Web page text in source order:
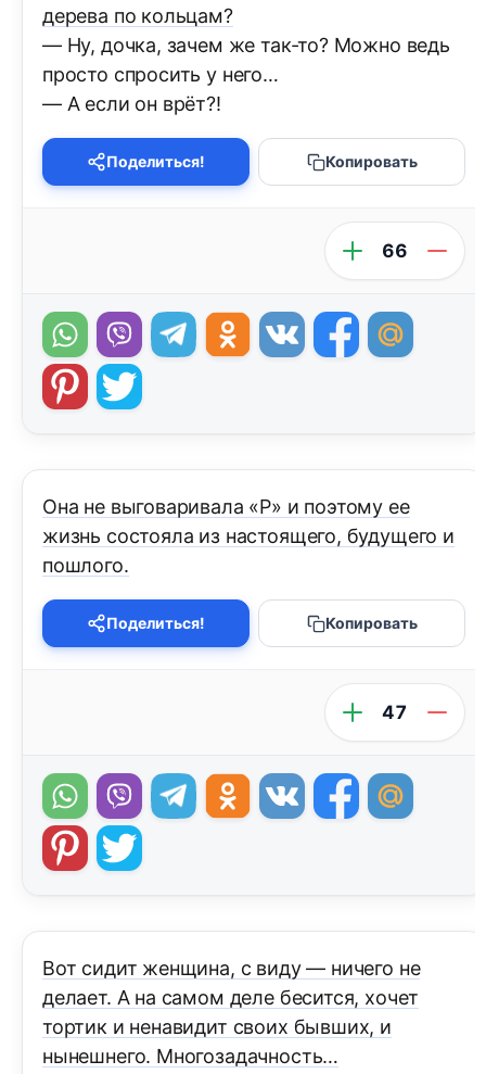
дерева по кольцам?
— Ну, дочка, зачем же так-то? Можно ведь
просто спросить у него…
— А если он врёт?!
Поделиться! Копировать
66
Она не выговаривала «Р» и поэтому ее
жизнь состояла из настоящего, будущего и
пошлого.
Поделиться! Копировать
47
Вот сидит женщина, с виду — ничего не
делает. А на самом деле бесится, хочет
тортик и ненавидит своих бывших, и
нынешнего. Многозадачность…